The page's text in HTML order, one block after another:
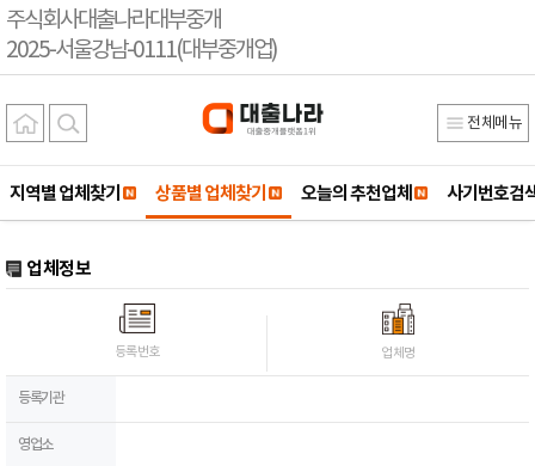
주식회사대출나라대부중개
2025-서울강남-0111(대부중개업)
전체메뉴
지역별 업체찾기 상품별 업체찾기 오늘의 추천업체 사기번호검
업체정보
등록번호 업체명
등록기관
영업소